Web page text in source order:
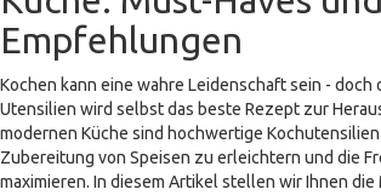
Empfehlungen
Kochen kann eine wahre Leidenschaft sein - doch
Utensilien wird selbst das beste Rezept zur
modernen Küche sind hochwertige
Zubereitung von Speisen zu erleichtern und die
maximieren. In diesem Artikel stellen wir Ihnen die